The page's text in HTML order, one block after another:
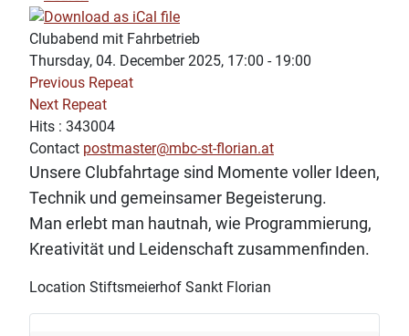
Clubabend mit Fahrbetrieb
Thursday, 04. December 2025, 17:00 - 19:00
Previous Repeat
Next Repeat
Hits : 343004
Contact postmaster@mbc-st-florian.at
Unsere Clubfahrtage sind Momente voller Ideen,
Technik und gemeinsamer Begeisterung.
Man erlebt man hautnah, wie Programmierung,
Kreativität und Leidenschaft zusammenfinden.
Location Stiftsmeierhof Sankt Florian